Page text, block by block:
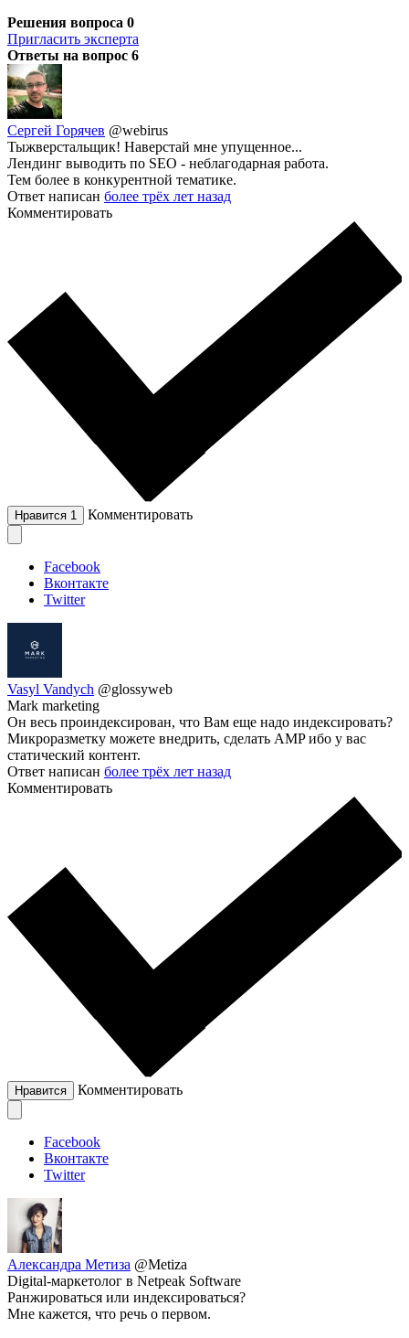
Решения вопроса 0
Пригласить эксперта
Ответы на вопрос 6
Сергей Горячев @webirus
Тыжверстальщик! Наверстай мне упущенное...
Лендинг выводить по SEO - неблагодарная работа.
Тем более в конкурентной тематике.
Ответ написан более трёх лет назад
Комментировать
Нравится 1 Комментировать
Facebook
Вконтакте
Twitter
Vasyl Vandych @glossyweb
Mark marketing
Он весь проиндексирован, что Вам еще надо индексировать?
Микроразметку можете внедрить, сделать AMP ибо у вас
статический контент.
Ответ написан более трёх лет назад
Комментировать
Нравится Комментировать
Facebook
Вконтакте
Twitter
Александра Метиза @Metiza
Digital-маркетолог в Netpeak Software
Ранжироваться или индексироваться?
Мне кажется, что речь о первом.